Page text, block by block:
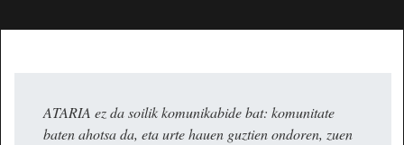
ATARIA ez da soilik komunikabide bat: komunitate
baten ahotsa da, eta urte hauen guztien ondoren, zuen